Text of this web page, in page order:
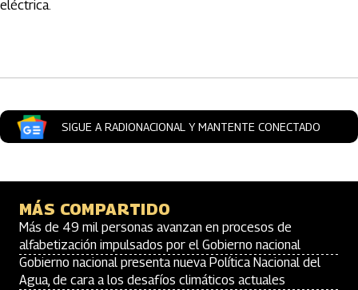
eléctrica.
SIGUE A RADIONACIONAL Y MANTENTE CONECTADO
MÁS COMPARTIDO
Más de 49 mil personas avanzan en procesos de
alfabetización impulsados por el Gobierno nacional
Gobierno nacional presenta nueva Política Nacional del
Agua, de cara a los desafíos climáticos actuales